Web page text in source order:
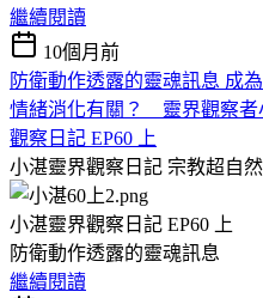
繼續閱讀
10個月前
防衛動作透露的靈魂訊息 成
情緒消化有關？ 靈界觀察者
觀察日記 EP60 上
小湛靈界觀察日記 宗教超自然
小湛靈界觀察日記 EP60 上
防衛動作透露的靈魂訊息
繼續閱讀